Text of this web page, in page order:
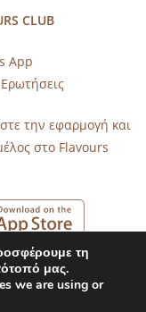
CLUB
App
την εφαρμογή και
στο Flavours
τη
μας.
we are using or